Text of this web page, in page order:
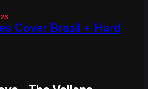
Cover Brazil + Hard